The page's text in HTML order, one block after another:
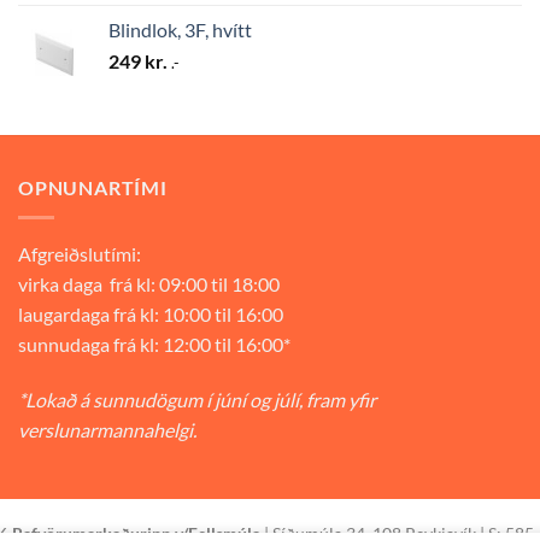
Blindlok, 3F, hvítt
249 kr. .-
OPNUNARTÍMI
Afgreiðslutími:
virka daga frá kl: 09:00 til 18:00
laugardaga frá kl: 10:00 til 16:00
sunnudaga frá kl: 12:00 til 16:00*
*Lokað á sunnudögum í júní og júlí, fram yfir
verslunarmannahelgi.
Rafvörumarkaðurinn v/Fellsmúla | Síðumúla 34, 108 Reykjavík | S: